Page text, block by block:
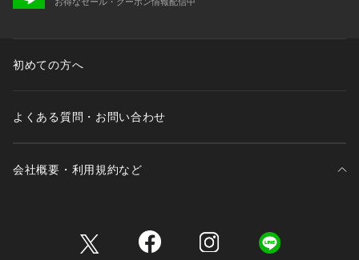
初めての方へ
よくある質問・お問い合わせ
会社概要・利用規約など